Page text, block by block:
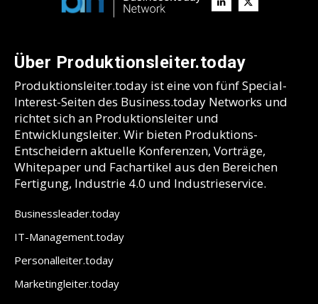
Über Produktionsleiter.today
Produktionsleiter.today ist eine von fünf Special-
Interest-Seiten des Business.today Networks und
richtet sich an Produktionsleiter und
Entwicklungsleiter. Wir bieten Produktions-
Entscheidern aktuelle Konferenzen, Vorträge,
Whitepaper und Fachartikel aus den Bereichen
Fertigung, Industrie 4.0 und Industrieservice.
Businessleader.today
IT-Management.today
Personalleiter.today
Marketingleiter.today